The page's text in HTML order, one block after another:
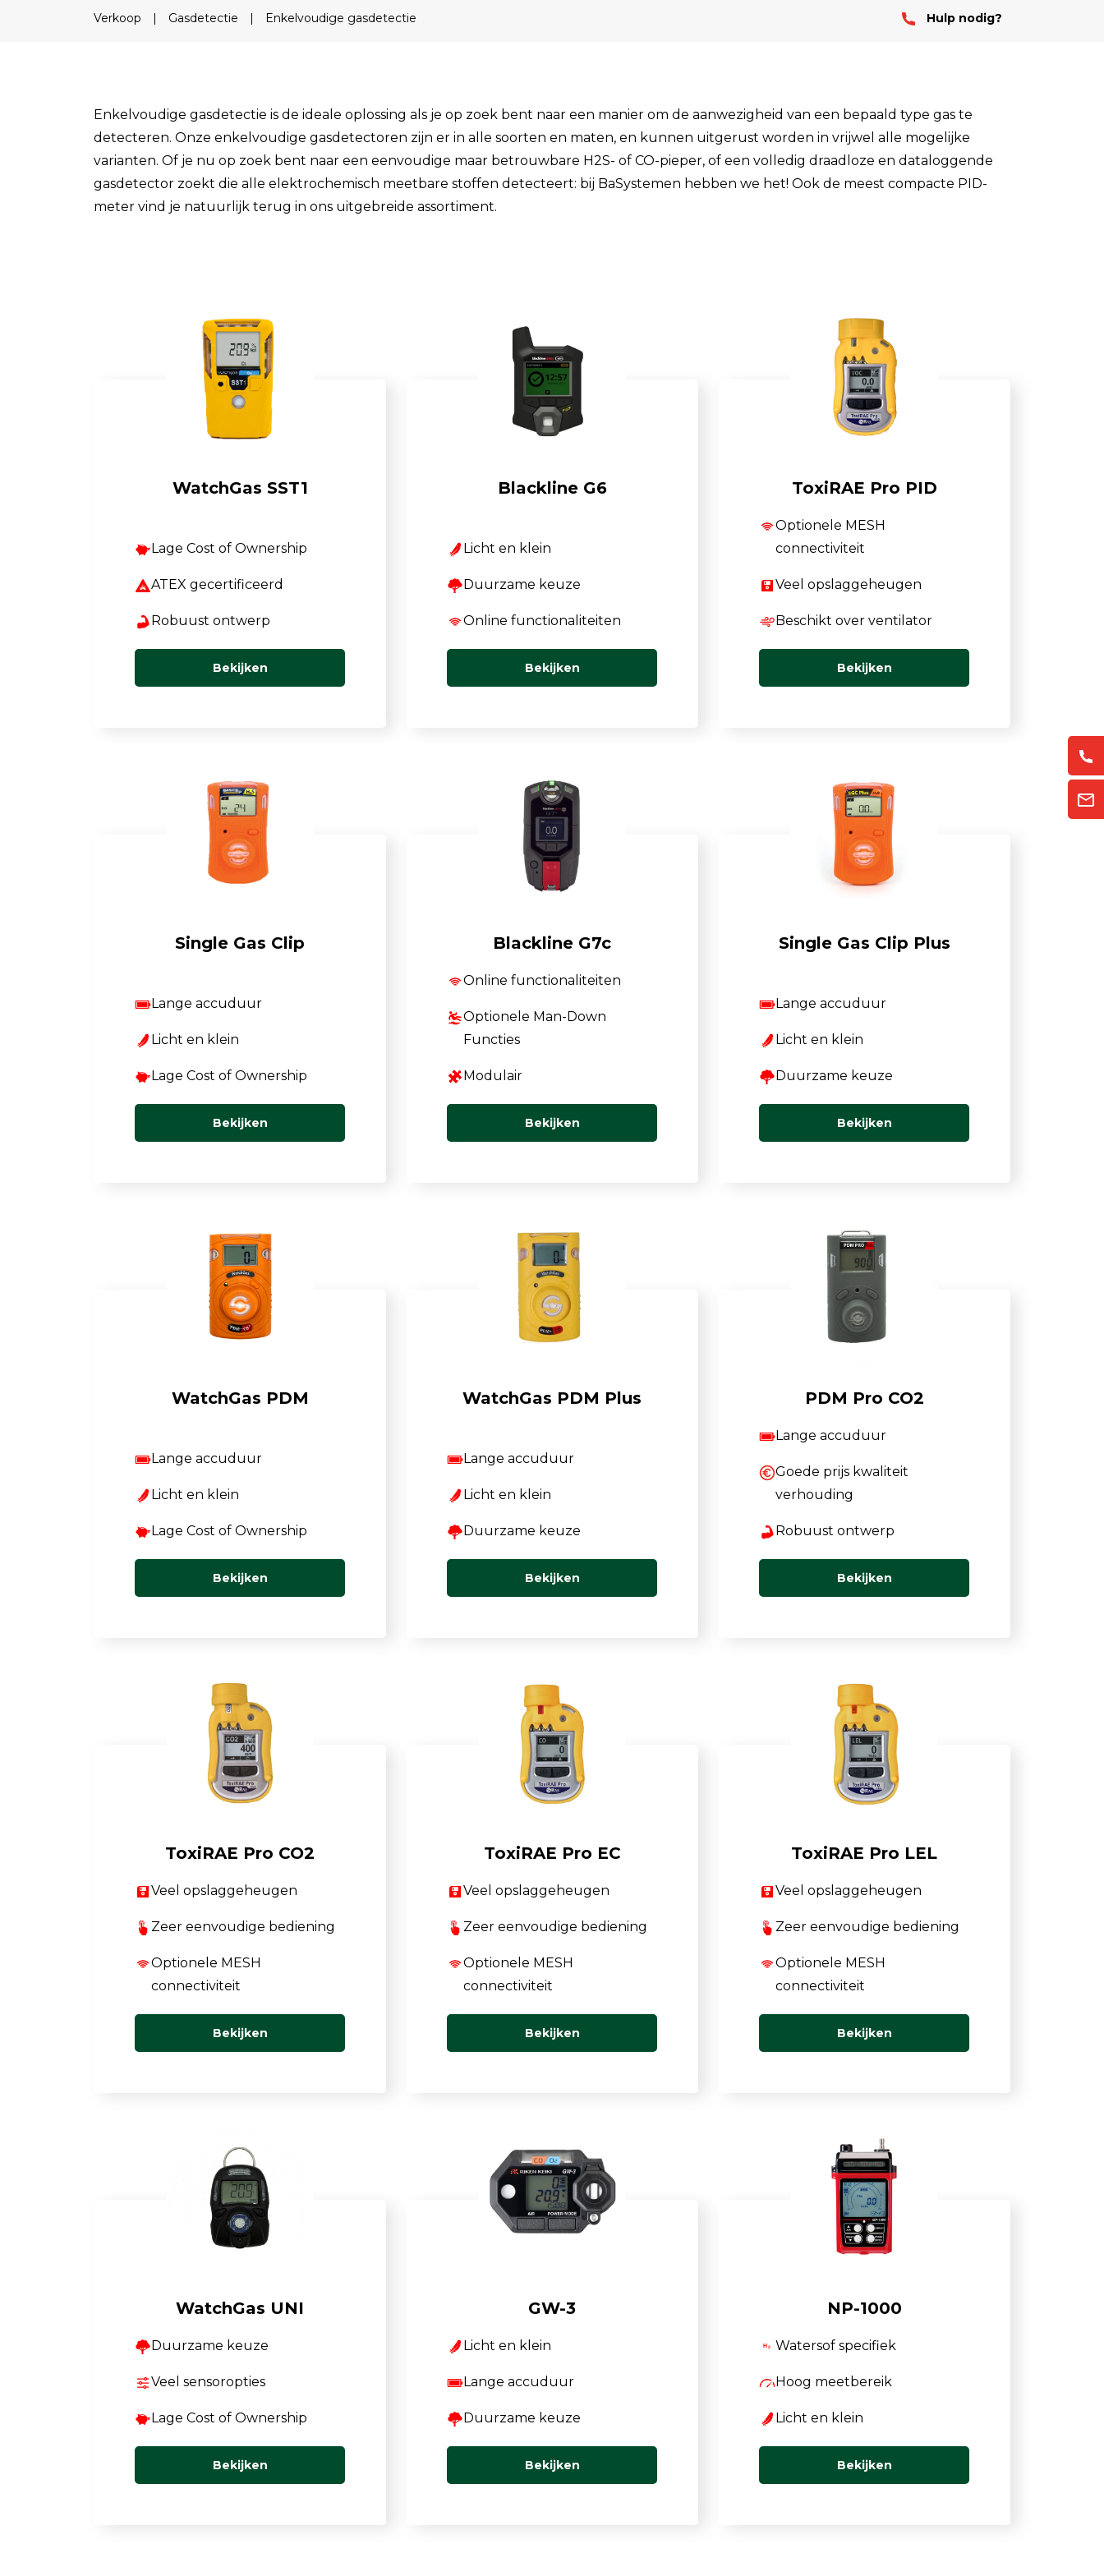
Field Probes
Geluid
Geluidsmeters
Akoestische camera's
Luchtkwaliteitsmonitoren
PID-meter
Gaslekdetectie
Vast opgestelde gasdetectie
Speciale gasdetectie
Hittestressmeter
TSI OmniTrak™
Stationaire stofmeters
Verplaatsbare stofmeters
Ultrafijnstofmeters
Luchtbemonsteringspomp
Luchtmonsternamezakken
Passieve Personal Samplers
Filter- en buishouders
Verkoop | Gasdetectie | Enkelvoudige gasdetectie Hulp nodig?
Enkelvoudige gasdetectie is de ideale oplossing als je op zoek bent naar een manier om de aanwezigheid van een bepaald type gas te
detecteren. Onze enkelvoudige gasdetectoren zijn er in alle soorten en maten, en kunnen uitgerust worden in vrijwel alle mogelijke
varianten. Of je nu op zoek bent naar een eenvoudige maar betrouwbare H2S- of CO-pieper, of een volledig draadloze en dataloggende
gasdetector zoekt die alle elektrochemisch meetbare stoffen detecteert: bij BaSystemen hebben we het! Ook de meest compacte PID-
meter vind je natuurlijk terug in ons uitgebreide assortiment.
WatchGas SST1
Lage Cost of Ownership
ATEX gecertificeerd
Robuust ontwerp
Bekijken
Blackline G6
Licht en klein
Duurzame keuze
Online functionaliteiten
Bekijken
ToxiRAE Pro PID
Optionele MESH
connectiviteit
Veel opslaggeheugen
Beschikt over ventilator
Bekijken
Single Gas Clip
Lange accuduur
Licht en klein
Lage Cost of Ownership
Bekijken
Blackline G7c
Online functionaliteiten
Optionele Man-Down
Functies
Modulair
Bekijken
Single Gas Clip Plus
Lange accuduur
Licht en klein
Duurzame keuze
Bekijken
WatchGas PDM
Lange accuduur
Licht en klein
Lage Cost of Ownership
Bekijken
WatchGas PDM Plus
Lange accuduur
Licht en klein
Duurzame keuze
Bekijken
PDM Pro CO2
Lange accuduur
Goede prijs kwaliteit
verhouding
Robuust ontwerp
Bekijken
ToxiRAE Pro CO2
Veel opslaggeheugen
Zeer eenvoudige bediening
Optionele MESH
connectiviteit
Bekijken
ToxiRAE Pro EC
Veel opslaggeheugen
Zeer eenvoudige bediening
Optionele MESH
connectiviteit
Bekijken
ToxiRAE Pro LEL
Veel opslaggeheugen
Zeer eenvoudige bediening
Optionele MESH
connectiviteit
Bekijken
WatchGas UNI
Duurzame keuze
Veel sensoropties
Lage Cost of Ownership
Bekijken
GW-3
Licht en klein
Lange accuduur
Duurzame keuze
Bekijken
NP-1000
Watersof specifiek
Hoog meetbereik
Licht en klein
Bekijken